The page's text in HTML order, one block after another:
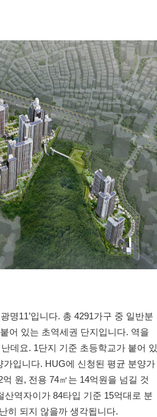
명11’입니다. 총 4291가구 중 일반분
어 있는 초역세권 단지입니다. 역을
데요. 1단지 기준 초등학교가 붙어 있
입니다. HUG에 신청된 평균 분양가
원, 전용 74㎡는 14억원을 넘길 것
역자이가 84타입 기준 15억대로 분
히 되지 않을까 생각됩니다.